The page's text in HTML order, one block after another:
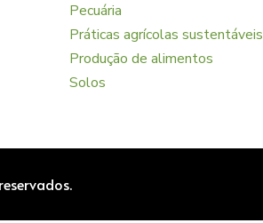
Pecuária
Práticas agrícolas sustentáveis
Produção de alimentos
Solos